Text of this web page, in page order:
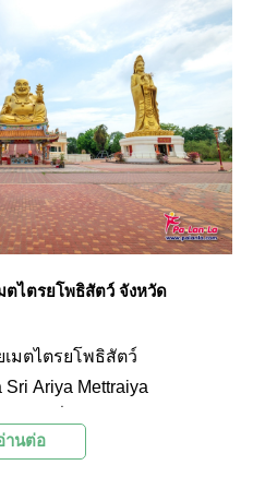
รงมาจากสวน และร้าน
องค์พระพิฆเนศจำลอง เสื้อ
ริวาร โดยในทุกๆ วันจะมีนัก
าเดินทางมาสักการะบูชา
อกันว่าองค์พระพิศเนศผู้
ารจะดลบันดาลให้เกิด
ตไตรยโพธิสัตว์ จังหวัด
มตไตรยโพธิสัตว์
Sri Ariya Mettraiya
รยโพธิสัตว์ พระโพธิสัตว์
านต่อ